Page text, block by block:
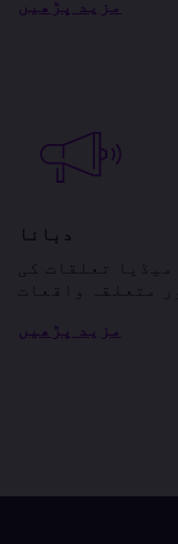
مزید پڑھیں
دبانا
تعلقات کی
متعلقہ واقعات
مزید پڑھیں